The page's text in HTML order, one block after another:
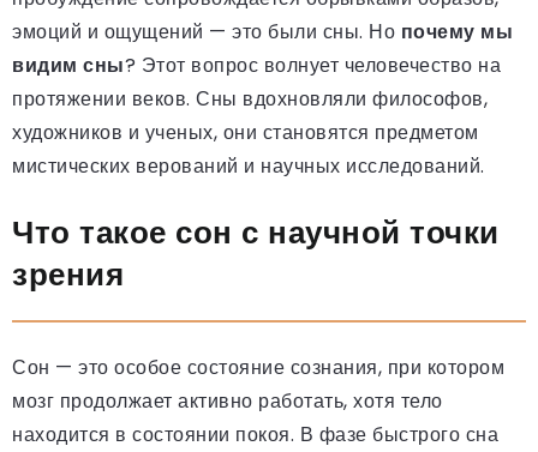
эмоций и ощущений — это были сны. Но почему мы
видим сны? Этот вопрос волнует человечество на
протяжении веков. Сны вдохновляли философов,
художников и ученых, они становятся предметом
мистических верований и научных исследований.
Что такое сон с научной точки
зрения
Сон — это особое состояние сознания, при котором
мозг продолжает активно работать, хотя тело
находится в состоянии покоя. В фазе быстрого сна